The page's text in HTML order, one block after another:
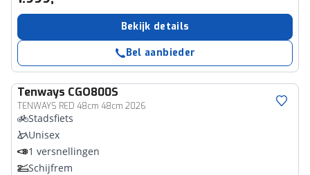
Bekijk details
Bel aanbieder
Tenways CGO800S
TENWAYS RED 48cm 48cm 2026
Stadsfiets
Unisex
1 versnellingen
Schijfrem